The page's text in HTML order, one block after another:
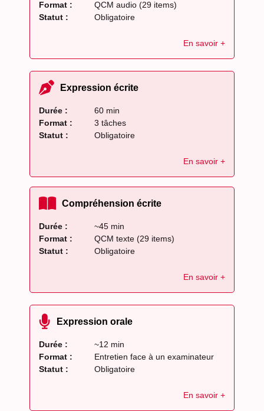
Format :
QCM audio (29 items)
Statut :
Obligatoire
En savoir +
Expression écrite
Durée :
60 min
Format :
3 tâches
Statut :
Obligatoire
En savoir +
Compréhension écrite
Durée :
~45 min
Format :
QCM texte (29 items)
Statut :
Obligatoire
En savoir +
Expression orale
Durée :
~12 min
Format :
Entretien face à un examinateur
Statut :
Obligatoire
En savoir +